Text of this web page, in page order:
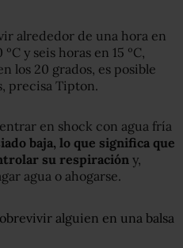
alrededor de una hora en
y seis horas en 15 ºC,
los 20 grados, es posible
precisa Tipton.
en shock con agua fría
baja, lo que significa que
su respiracióny,
agua o ahogarse.
alguien en una balsa